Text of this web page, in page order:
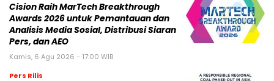
Cision Raih MarTech Breakthrough
Awards 2026 untuk Pemantauan dan
Analisis Media Sosial, Distribusi Siaran
Pers, dan AEO
Kamis, 6 Agu 2026 - 17:00 WIB
Pers Rilis